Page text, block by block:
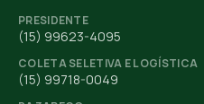
PRESIDENTE
(15) 99623-4095
COLETA SELETIVA E LOGÍSTICA
(15) 99718-0049